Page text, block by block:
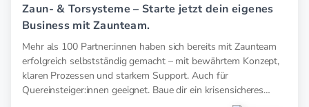
Zaun- & Torsysteme – Starte jetzt dein eigenes
Business mit Zaunteam.
Mehr als 100 Partner:innen haben sich bereits mit Zaunteam
erfolgreich selbstständig gemacht – mit bewährtem Konzept,
klaren Prozessen und starkem Support. Auch für
Quereinsteiger:innen geeignet. Baue dir ein krisensicheres